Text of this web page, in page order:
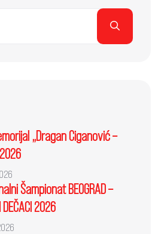
„Dragan Ciganović –
Šampionat BEOGRAD –
2026